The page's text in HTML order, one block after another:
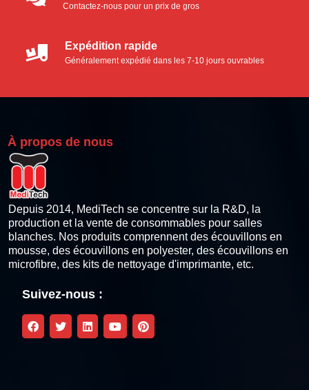
Kit de nettoyage pour imprimante thermique
Carte de nettoyage Pinter thermique
Lingettes de nettoyage pour imprimantes thermiques
Stylo de nettoyage de la tête d'impression thermique
Kits de nettoyage pour imprimantes à cartes
Contactez-nous pour un prix de gros
Expédition rapide
Généralement expédié dans les 7-10 jours ouvrables
À propos de nous
Depuis 2014, MediTech se concentre sur la R&D, la
production et la vente de consommables pour salles
blanches. Nos produits comprennent des écouvillons en
mousse, des écouvillons en polyester, des écouvillons en
microfibre, des kits de nettoyage d'imprimante, etc.
Suivez-nous :